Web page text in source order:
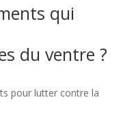
qui
du ventre ?
pour lutter contre la